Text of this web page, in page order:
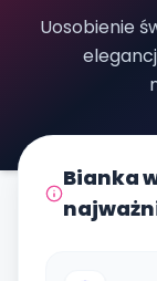
Uosobienie
Bianka